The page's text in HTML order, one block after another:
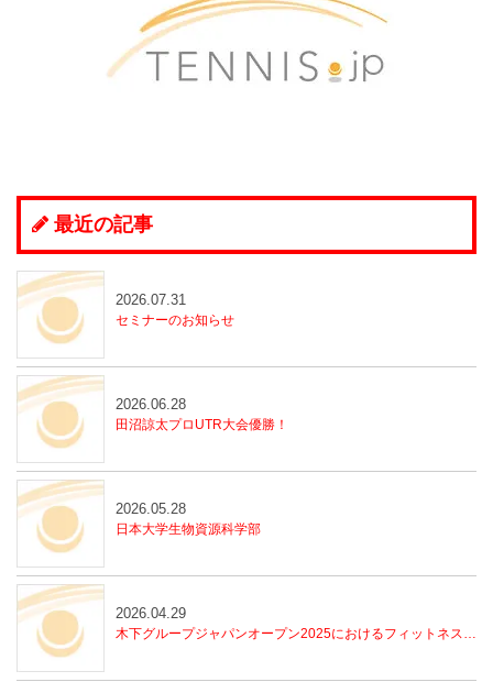
最近の記事
セミナーのお知らせ
2026.07.31
田沼諒太プロUTR大会優勝！
2026.06.28
日本大学生物資源科学部
2026.05.28
木下グループジャパンオープン2025におけるフィットネスセンター運営の実践報告
2026.04.29